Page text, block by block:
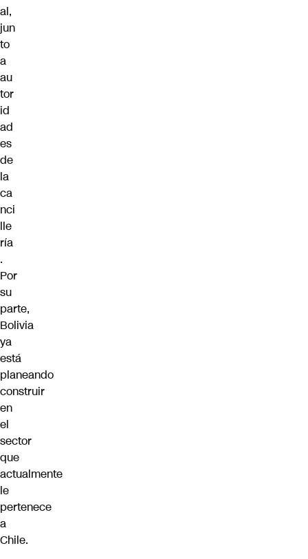
al,
jun
to
a
au
tor
id
ad
es
de
la
ca
nci
lle
ría
.
Por
su
parte,
Bolivia
ya
está
planeando
construir
en
el
sector
que
actualmente
le
pertenece
a
Chile.